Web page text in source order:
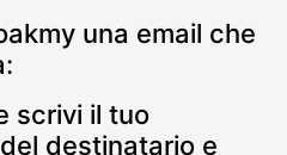
una email che
scrivi il tuo
destinatario e